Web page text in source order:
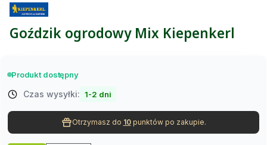
Goździk ogrodowy Mix Kiepenkerl
Produkt dostępny
Czas wysyłki: 1-2 dni
Otrzymasz do 10punktów po zakupie.